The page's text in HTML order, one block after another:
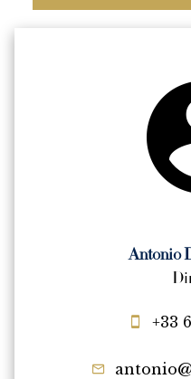
Antonio
+33